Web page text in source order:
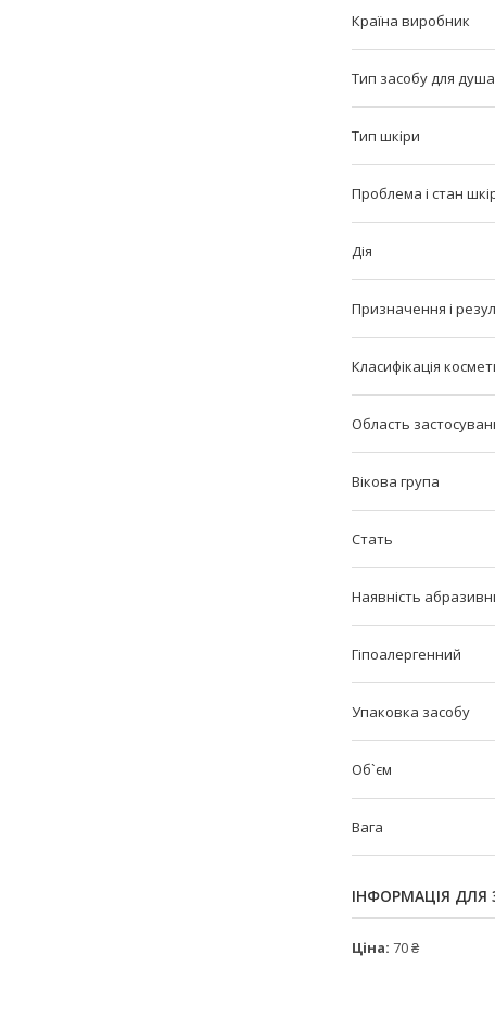
Країна виробник
Тип засобу для душа
Тип шкіри
Проблема і стан
Дія
Призначення і
Класифікація
Область
Вікова група
Стать
Наявність
Гіпоалергенний
Упаковка засобу
Об`єм
Вага
ІНФОРМАЦІЯ
Ціна: 70 ₴